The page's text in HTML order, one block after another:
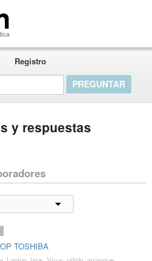
Registro
y respuestas
TOSHIBA